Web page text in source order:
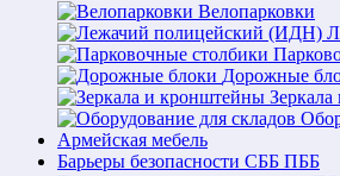
Велопарковки
Дорожные
Армейская мебель
Барьеры безопасности СББ ПББ